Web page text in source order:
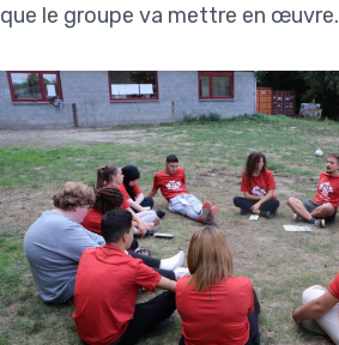
que le groupe va mettre en œuvre.